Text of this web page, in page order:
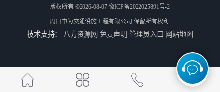
版权所有 ©2026-08-07 豫ICP备2022025891号-2
周口中为交通设施工程有限公司 保留所有权利.
技术支持： 八方资源网 免责声明 管理员入口 网站地图